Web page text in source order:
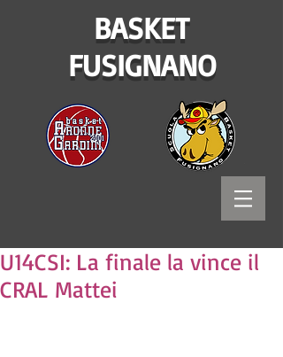
BASKET
FUSIGNANO
U14CSI: La finale la vince il
CRAL Mattei